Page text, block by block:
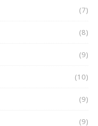
(7)
(8)
(9)
(10)
(9)
(9)